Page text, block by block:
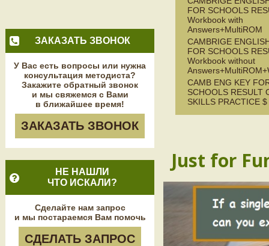
ЗАКАЗАТЬ ЗВОНОК
У Вас есть вопросы или нужна
консультация методиста?
Закажите обратный звонок
и мы свяжемся с Вами
в ближайшее время!
ЗАКАЗАТЬ ЗВОНОК
НЕ НАШЛИ
ЧТО ИСКАЛИ?
Сделайте нам запрос
и мы постараемся Вам помочь
СДЕЛАТЬ ЗАПРОС
FOR SCHOOLS
Workbook with
Answers+MultiROM
CAMBRIGE
FOR SCHOOLS
Workbook without
CAMB ENG KEY
SCHOOLS RESULT
SKILLS PRACTICE $
Just for